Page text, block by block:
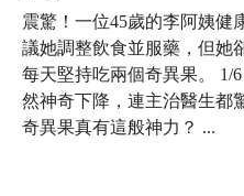
震驚！一位45歲的李阿姨健
議她調整飲食並服藥，但
每天堅持吃兩個奇異果。
然神奇下降，連主治醫生都
奇異果真有這般神力？ ...